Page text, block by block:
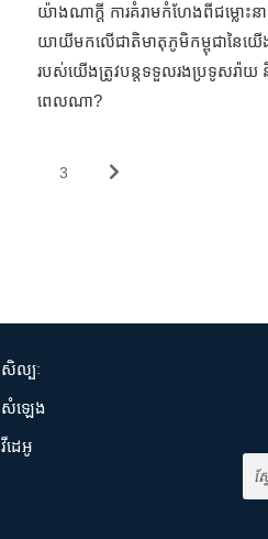
យ៉ាងណាក្តី ការគំរាមកំហែងពីជម្លោះនា
យាយីមកលើជាតិមាតុភូមិកម្ពុជានៃយើង
របស់យើងត្រូវបន្តទទួលរងប្រទូសរ៉
ពេលណា?
3
សិល្បៈ
សំឡេង
វីដេអូ